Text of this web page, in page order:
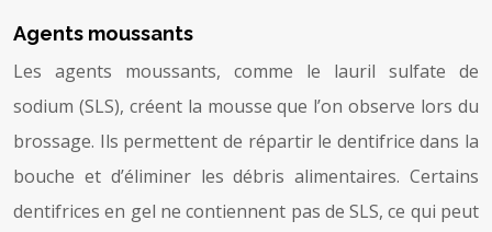
Agents moussants
Les agents moussants, comme le lauril sulfate de
sodium (SLS), créent la mousse que l’on observe lors du
brossage. Ils permettent de répartir le dentifrice dans la
bouche et d’éliminer les débris alimentaires. Certains
dentifrices en gel ne contiennent pas de SLS, ce qui peut